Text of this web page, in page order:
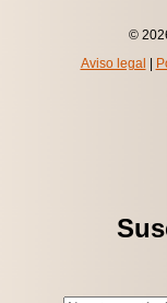
©
Aviso legal